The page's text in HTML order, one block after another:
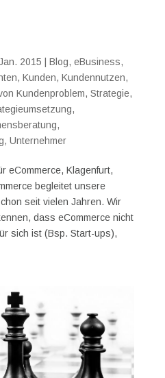
2015 Blog, eBusiness,
, Kunden, Kundennutzen,
Kundenproblem, Strategie,
,
,
, Unternehmer
eCommerce, Klagenfurt,
begleitet unsere
seit vielen Jahren. Wir
dass eCommerce nicht
sich ist (Bsp. Start-ups),